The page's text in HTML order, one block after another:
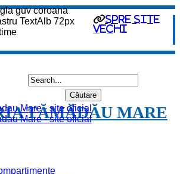
spre site
vechi
TĂMĂDĂU MARE